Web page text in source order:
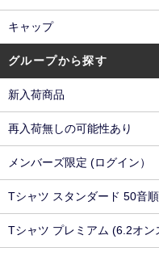
キャップ
グループから探す
新入荷商品
再入荷無しの可能性あり
メンバーズ限定 (ログイン）
Tシャツ スタンダード 50音順
Tシャツ プレミアム (6.2オン